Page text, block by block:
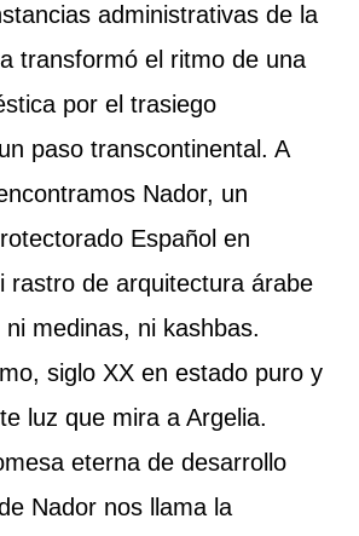
administrativas de la
transformó el ritmo de una
por el trasiego
paso transcontinental. A
Nador, un
Español en
rastro de arquitectura árabe
medinas, ni kashbas.
siglo XX en estado puro y
luz que mira a Argelia.
eterna de desarrollo
Nador nos llama la